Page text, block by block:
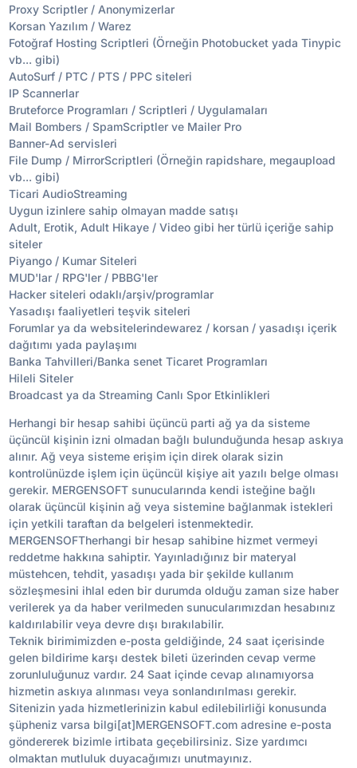
Proxy Scriptler / Anonymizerlar
Korsan Yazılım / Warez
Fotoğraf Hosting Scriptleri (Örneğin Photobucket yada Tinypic
vb... gibi)
AutoSurf / PTC / PTS / PPC siteleri
IP Scannerlar
Bruteforce Programları / Scriptleri / Uygulamaları
Mail Bombers / SpamScriptler ve Mailer Pro
Banner-Ad servisleri
File Dump / MirrorScriptleri (Örneğin rapidshare, megaupload
vb... gibi)
Ticari AudioStreaming
Uygun izinlere sahip olmayan madde satışı
Adult, Erotik, Adult Hikaye / Video gibi her türlü içeriğe sahip
siteler
Piyango / Kumar Siteleri
MUD'lar / RPG'ler / PBBG'ler
Hacker siteleri odaklı/arşiv/programlar
Yasadışı faaliyetleri teşvik siteleri
Forumlar ya da websitelerindewarez / korsan / yasadışı içerik
dağıtımı yada paylaşımı
Banka Tahvilleri/Banka senet Ticaret Programları
Hileli Siteler
Broadcast ya da Streaming Canlı Spor Etkinlikleri
Herhangi bir hesap sahibi üçüncü parti ağ ya da sisteme
üçüncül kişinin izni olmadan bağlı bulunduğunda hesap askıya
alınır. Ağ veya sisteme erişim için direk olarak sizin
kontrolünüzde işlem için üçüncül kişiye ait yazılı belge olması
gerekir. MERGENSOFT sunucularında kendi isteğine bağlı
olarak üçüncül kişinin ağ veya sistemine bağlanmak istekleri
için yetkili taraftan da belgeleri istenmektedir.
MERGENSOFTherhangi bir hesap sahibine hizmet vermeyi
reddetme hakkına sahiptir. Yayınladığınız bir materyal
müstehcen, tehdit, yasadışı yada bir şekilde kullanım
sözleşmesini ihlal eden bir durumda olduğu zaman size haber
verilerek ya da haber verilmeden sunucularımızdan hesabınız
kaldırılabilir veya devre dışı bırakılabilir.
Teknik birimimizden e-posta geldiğinde, 24 saat içerisinde
gelen bildirime karşı destek bileti üzerinden cevap verme
zorunluluğunuz vardır. 24 Saat içinde cevap alınamıyorsa
hizmetin askıya alınması veya sonlandırılması gerekir.
Sitenizin yada hizmetlerinizin kabul edilebilirliği konusunda
şüpheniz varsa bilgi[at]MERGENSOFT.com adresine e-posta
göndererek bizimle irtibata geçebilirsiniz. Size yardımcı
olmaktan mutluluk duyacağımızı unutmayınız.